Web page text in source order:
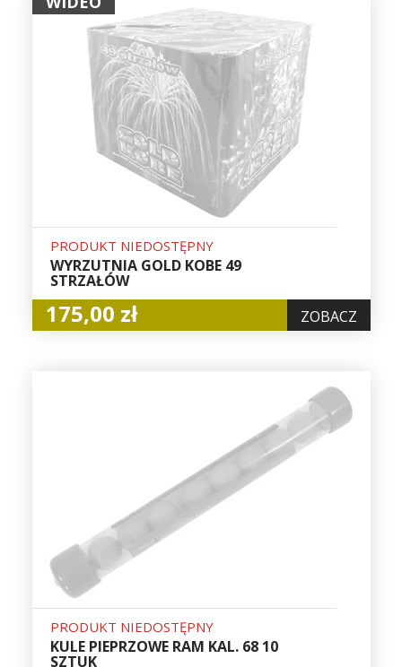
PRODUKT NIEDOSTĘPNY
WYRZUTNIA GOLD KOBE 49
STRZAŁÓW
175,00 zł ZOBACZ
PRODUKT NIEDOSTĘPNY
KULE PIEPRZOWE RAM KAL. 68 10
SZTUK